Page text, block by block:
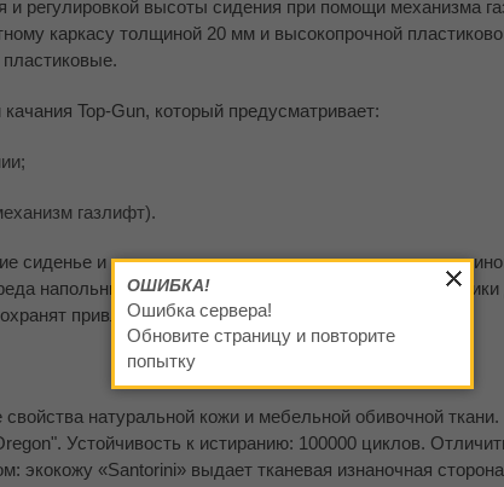
регулировкой высоты сидения при помощи механизма
каркасу толщиной 20 мм и высокопрочной
пластиковые.
Top-Gun, который предусматривает:
газлифт).
сиденье и спинка с поролоновым наполнителем
напольным покрытиям, на кресло установлены ролики
привлекательность и останутся без царапин.
натуральной кожи и мебельной обивочной ткани.
Устойчивость к истиранию: 100000 циклов.
экокожу «Santorini» выдает тканевая изнаночная
ОШИБКА!
Ошибка сервера!
Обновите страницу и повторите
попытку